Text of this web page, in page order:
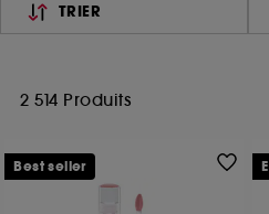
TRIER
2 514 Produits
Best seller